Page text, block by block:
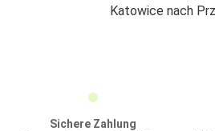
Katowice nach
Sichere Zahlung